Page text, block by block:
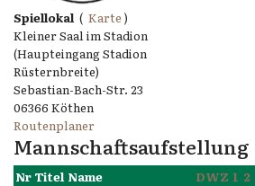
Spiellokal( Karte )
Kleiner Saal im Stadion
(Haupteingang Stadion
Rüsternbreite)
Sebastian-Bach-Str. 23
06366 Köthen
Routenplaner
Mannschaftsaufstellung
Nr Titel Name DWZ 1 2